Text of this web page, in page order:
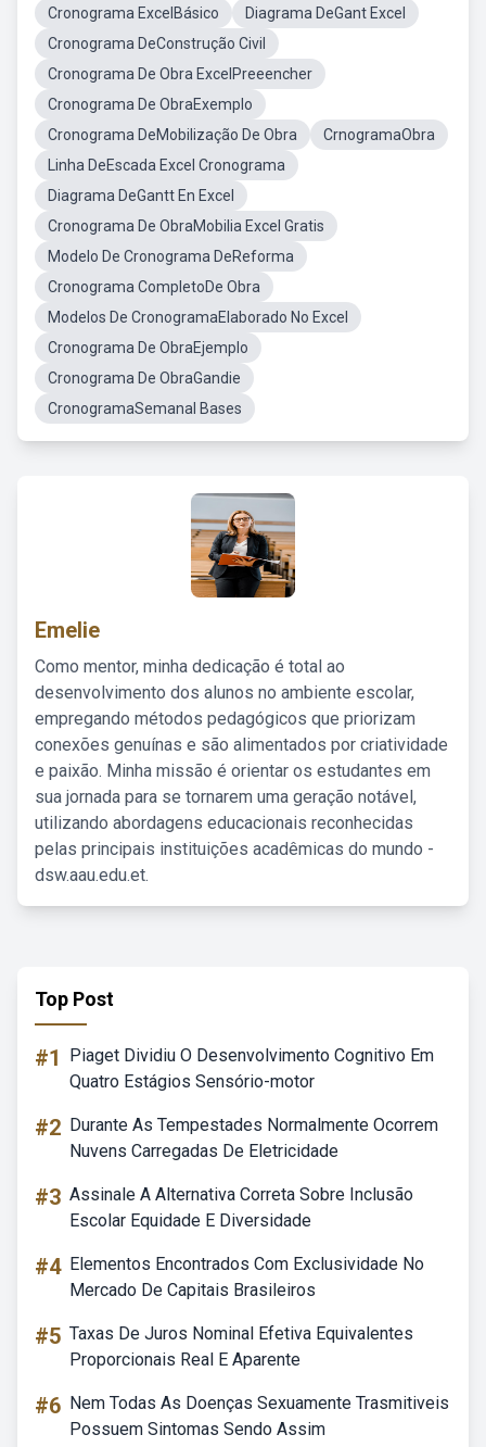
Cronograma ExcelBásico
Diagrama DeGant Excel
Cronograma DeConstrução Civil
Cronograma De Obra ExcelPreeencher
Cronograma De ObraExemplo
Cronograma DeMobilização De Obra
CrnogramaObra
Linha DeEscada Excel Cronograma
Diagrama DeGantt En Excel
Cronograma De ObraMobilia Excel Gratis
Modelo De Cronograma DeReforma
Cronograma CompletoDe Obra
Modelos De CronogramaElaborado No Excel
Cronograma De ObraEjemplo
Cronograma De ObraGandie
CronogramaSemanal Bases
Emelie
Como mentor, minha dedicação é total ao
desenvolvimento dos alunos no ambiente escolar,
empregando métodos pedagógicos que priorizam
conexões genuínas e são alimentados por criatividade
e paixão. Minha missão é orientar os estudantes em
sua jornada para se tornarem uma geração notável,
utilizando abordagens educacionais reconhecidas
pelas principais instituições acadêmicas do mundo -
dsw.aau.edu.et.
Top Post
#1
Piaget Dividiu O Desenvolvimento Cognitivo Em
Quatro Estágios Sensório-motor
#2 Durante As Tempestades Normalmente Ocorrem
Nuvens Carregadas De Eletricidade
#3 Assinale A Alternativa Correta Sobre Inclusão
Escolar Equidade E Diversidade
#4 Elementos Encontrados Com Exclusividade No
Mercado De Capitais Brasileiros
#5 Taxas De Juros Nominal Efetiva Equivalentes
Proporcionais Real E Aparente
#6 Nem Todas As Doenças Sexuamente Trasmitiveis
Possuem Sintomas Sendo Assim